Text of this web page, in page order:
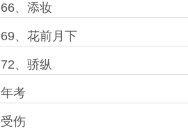
66、添妆
69、花前月下
72、骄纵
年考
受伤